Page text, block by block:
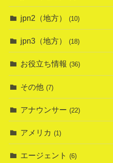
jpn2（地方） (10)
jpn3（地方） (18)
お役立ち情報 (36)
その他 (7)
アナウンサー (22)
アメリカ (1)
エージェント (6)